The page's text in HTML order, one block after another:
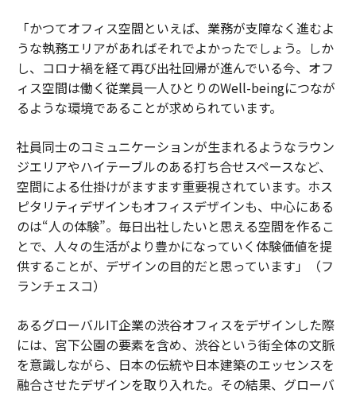
「かつてオフィス空間といえば、業務が支障なく進むよ
うな執務エリアがあればそれでよかったでしょう。しか
し、コロナ禍を経て再び出社回帰が進んでいる今、オフ
ィス空間は働く従業員一人ひとりのWell-beingにつなが
るような環境であることが求められています。
社員同士のコミュニケーションが生まれるようなラウン
ジエリアやハイテーブルのある打ち合せスペースなど、
空間による仕掛けがますます重要視されています。ホス
ピタリティデザインもオフィスデザインも、中心にある
のは“人の体験”。毎日出社したいと思える空間を作るこ
とで、人々の生活がより豊かになっていく体験価値を提
供することが、デザインの目的だと思っています」（フ
ランチェスコ）
あるグローバルIT企業の渋谷オフィスをデザインした際
には、宮下公園の要素を含め、渋谷という街全体の文脈
を意識しながら、日本の伝統や日本建築のエッセンスを
融合させたデザインを取り入れた。その結果、グローバ